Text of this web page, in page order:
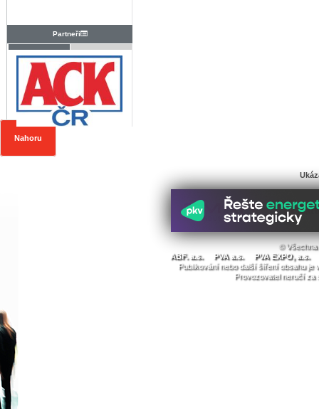
Partneři
Nahoru
© Všechna
ABF. a.s.
PVA a.s.
PVA EXPO, a.s.
Publikování nebo další šíření obsahu
Provozovatel neručí za